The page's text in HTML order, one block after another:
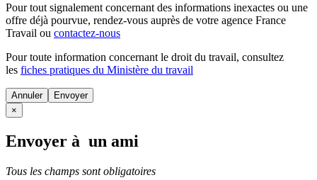
Pour tout signalement concernant des informations inexactes ou une
offre déjà pourvue, rendez-vous auprès de votre agence France
Travail ou contactez-nous
Pour toute information concernant le droit du travail, consultez
les fiches pratiques du Ministère du travail
Annuler
×
Envoyer à un ami
Tous les champs sont obligatoires